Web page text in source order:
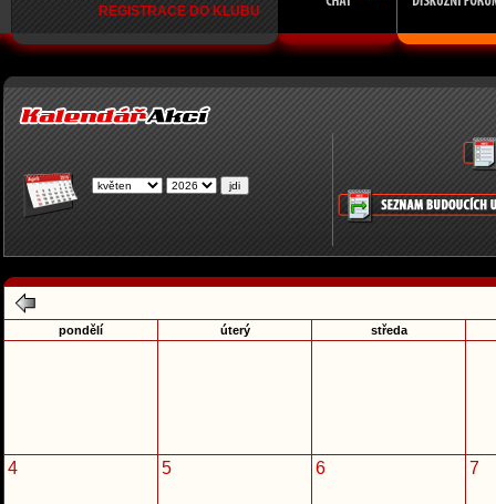
REGISTRACE DO KLUBU
pondělí úterý středa
4 5 6 7